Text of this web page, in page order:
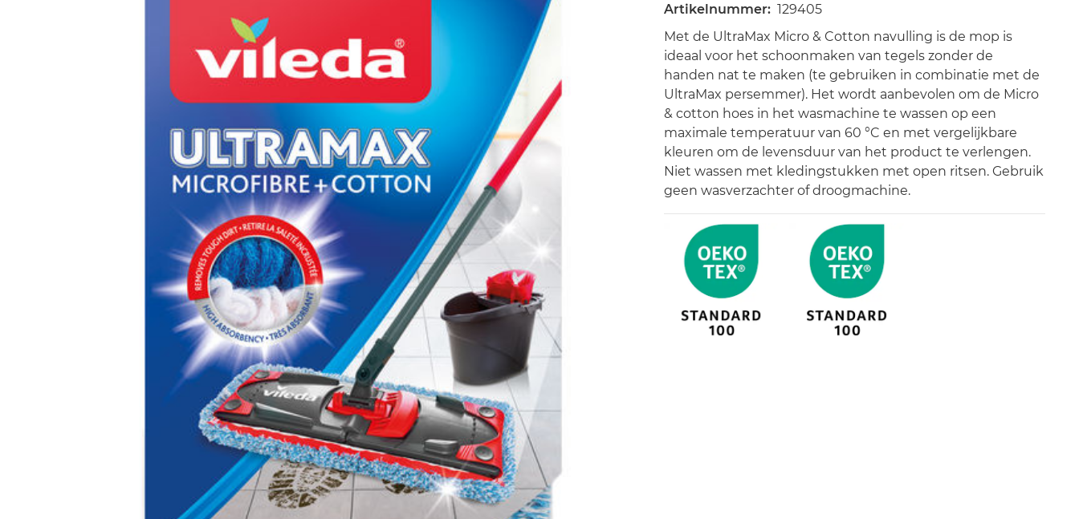
Artikelnummer:129405
Met de UltraMax Micro & Cotton navulling is de mop is
ideaal voor het schoonmaken van tegels zonder de
handen nat te maken (te gebruiken in combinatie met de
UltraMax persemmer). Het wordt aanbevolen om de Micro
& cotton hoes in het wasmachine te wassen op een
maximale temperatuur van 60 °C en met vergelijkbare
kleuren om de levensduur van het product te verlengen.
Niet wassen met kledingstukken met open ritsen. Gebruik
geen wasverzachter of droogmachine.